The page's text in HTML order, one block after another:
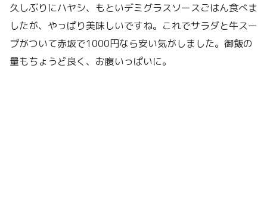
久しぶりにハヤシ、もといデミグラスソースごはん食べま
したが、やっぱり美味しいですね。これでサラダと牛スー
プがついて赤坂で1000円なら安い気がしました。御飯の
量もちょうど良く、お腹いっぱいに。